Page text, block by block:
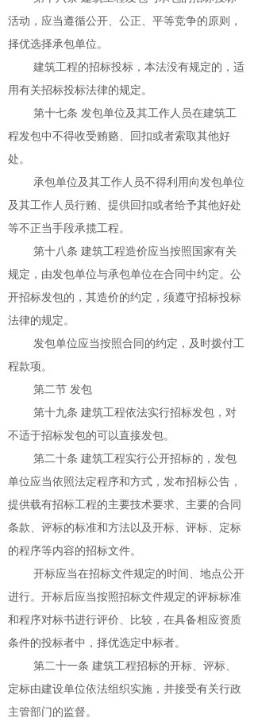
活动，应当遵循公开、公正、平等竞争的原则，
择优选择承包单位。
建筑工程的招标投标，本法没有规定的，适
用有关招标投标法律的规定。
第十七条 发包单位及其工作人员在建筑工
程发包中不得收受贿赂、回扣或者索取其他好
处。
承包单位及其工作人员不得利用向发包单位
及其工作人员行贿、提供回扣或者给予其他好处
等不正当手段承揽工程。
第十八条 建筑工程造价应当按照国家有关
规定，由发包单位与承包单位在合同中约定。公
开招标发包的，其造价的约定，须遵守招标投标
法律的规定。
发包单位应当按照合同的约定，及时拨付工
程款项。
第二节 发包
第十九条 建筑工程依法实行招标发包，对
不适于招标发包的可以直接发包。
第二十条 建筑工程实行公开招标的，发包
单位应当依照法定程序和方式，发布招标公告，
提供载有招标工程的主要技术要求、主要的合同
条款、评标的标准和方法以及开标、评标、定标
的程序等内容的招标文件。
开标应当在招标文件规定的时间、地点公开
进行。开标后应当按照招标文件规定的评标标准
和程序对标书进行评价、比较，在具备相应资质
条件的投标者中，择优选定中标者。
第二十一条 建筑工程招标的开标、评标、
定标由建设单位依法组织实施，并接受有关行政
主管部门的监督。